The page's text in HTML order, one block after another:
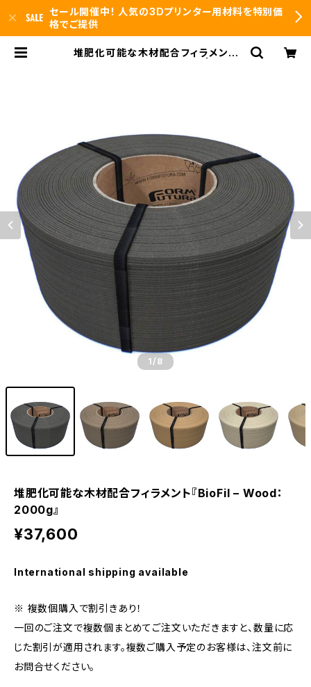
セール開催中！ 人気の3Dプリンター用材料を特別価
格でご提供
堆肥化可能な木材配合フィラメント
1 /8
堆肥化可能な木材配合フィラメント『BioFil – Wood：
2000g』
¥37,600
International shipping available
※ 複数個購入で割引きあり！
一回のご注文で複数個まとめてご注文いただきますと、数量に応
じた割引が適用されます。複数ご購入予定のお客様は、注文前に
お問合せください。